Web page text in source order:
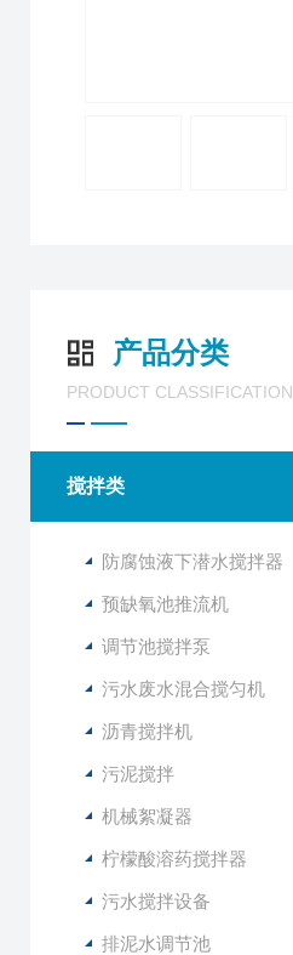
产品分类
PRODUCT CLASSIFICATION
搅拌类
防腐蚀液下潜水搅拌器
预缺氧池推流机
调节池搅拌泵
污水废水混合搅匀机
沥青搅拌机
污泥搅拌
机械絮凝器
柠檬酸溶药搅拌器
污水搅拌设备
排泥水调节池